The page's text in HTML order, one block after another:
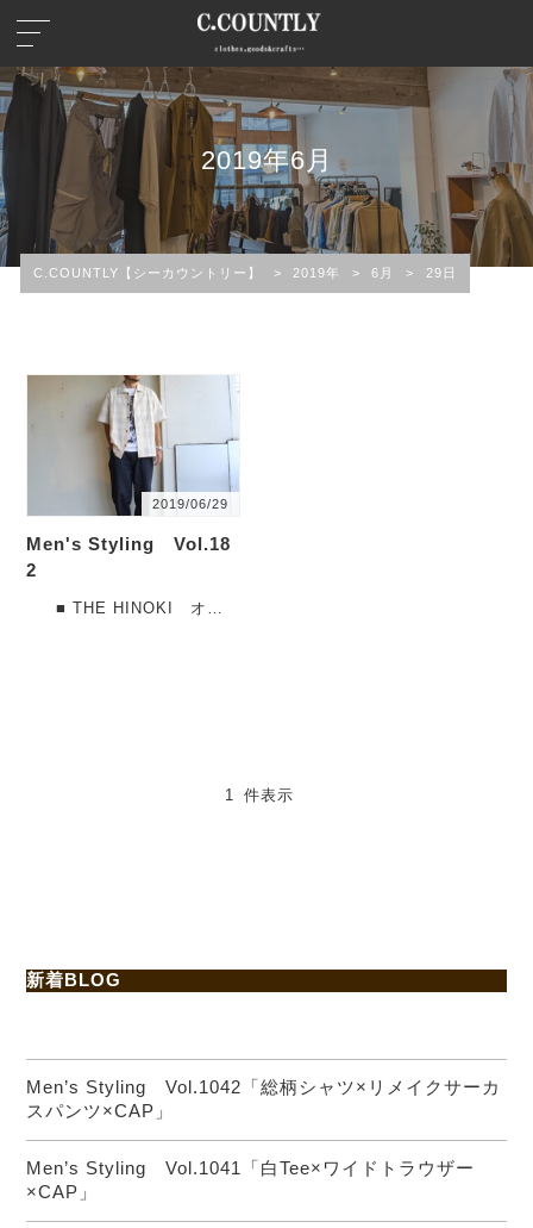
2019年6月
C.COUNTLY【シーカウントリー】 > 2019年 > 6月 > 29日
2019/06/29
Men's Styling Vol.18
2
■ THE HINOKI オー
1 件表示
新着BLOG
Men’s Styling Vol.1042「総柄シャツ×リメイクサーカ
スパンツ×CAP」
Men’s Styling Vol.1041「白Tee×ワイドトラウザー
×CAP」